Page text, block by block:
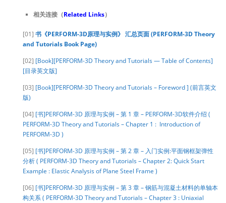
相关连接（Related Links）
[01] 书《PERFORM-3D原理与实例》 汇总页面 (PERFORM-3D Theory
and Tutorials Book Page)
[02] [Book][PERFORM-3D Theory and Tutorials — Table of Contents]
[目录英文版]
[03] [Book][PERFORM-3D Theory and Tutorials – Foreword ] (前言英文
版)
[04] [书]PERFORM-3D 原理与实例 – 第 1 章 – PERFORM-3D软件介绍 (
PERFORM-3D Theory and Tutorials – Chapter 1 : Introduction of
PERFORM-3D )
[05] [书]PERFORM-3D 原理与实例 – 第 2 章 – 入门实例:平面钢框架弹性
分析 ( PERFORM-3D Theory and Tutorials – Chapter 2: Quick Start
Example : Elastic Analysis of Plane Steel Frame )
[06] [书]PERFORM-3D 原理与实例 – 第 3 章 – 钢筋与混凝土材料的单轴本
构关系 ( PERFORM-3D Theory and Tutorials – Chapter 3 : Uniaxial